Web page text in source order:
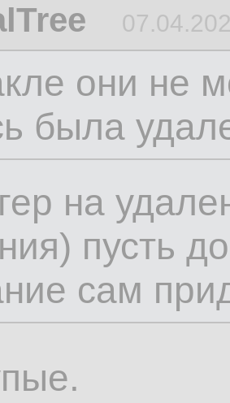
они не
была
на
пусть
сам